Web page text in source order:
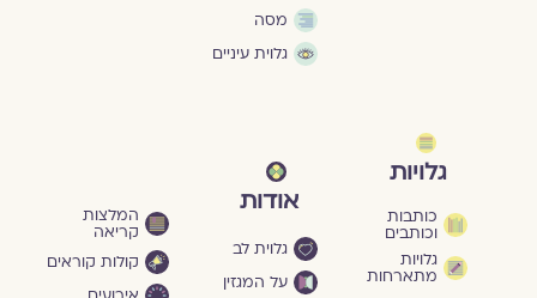
מסה
גלוית עיניים
גלויות
כותבות
וכותבים
גלויות
מתארחות
אודות
גלוית לב
על המגזין
המלצות
קריאה
קולות קוראים